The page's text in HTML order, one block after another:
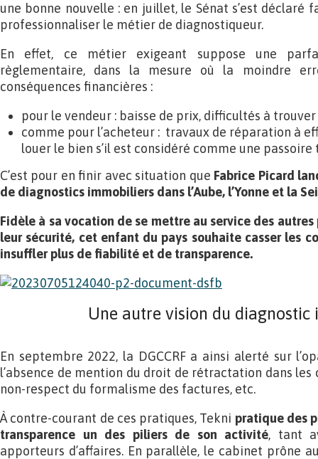
une bonne nouvelle : en juillet, le Sénat s’est déclaré
professionnaliser le métier de diagnostiqueur.
En effet, ce métier exigeant suppose une
règlementaire, dans la mesure où la moindre
conséquences financières :
pour le vendeur : baisse de prix, difficultés à trouver
comme pour l’acheteur : travaux de réparation à
louer le bien s’il est considéré comme une passoire
C’est pour en finir avec situation que Fabrice Picard
de diagnostics immobiliers dans l’Aube, l’Yonne et la
Fidèle à sa vocation de se mettre au service des
leur sécurité, cet enfant du pays souhaite casser les
insuffler plus de fiabilité et de transparence.
Une autre vision du
En septembre 2022, la DGCCRF a ainsi alerté sur
l’absence de mention du droit de rétractation dans les
non-respect du formalisme des factures, etc.
À contre-courant de ces pratiques, Tekni pratique des
transparence un des piliers de son activité, tant
apporteurs d’affaires. En parallèle, le cabinet prône